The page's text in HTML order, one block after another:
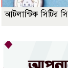
আটলান্টিক সিটির